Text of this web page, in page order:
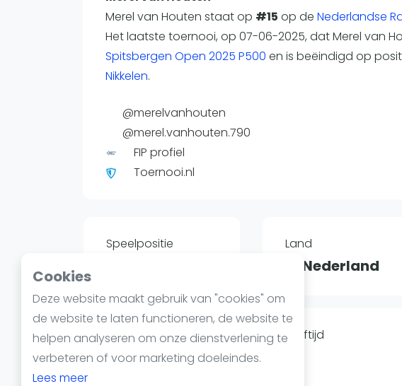
Cookies
Deze website maakt gebruik van "cookies" om
de website te laten functioneren, de website te
helpen analyseren om onze dienstverlening te
verbeteren of voor marketing doeleindes.
Lees meer
Merken
Banenbouwers
Overige categorien
Reserveringssystemen
Toevoegen data
Laatste updates
Merel van Houten staat op #15 op de Nederlandse
Het laatste toernooi, op 07-06-2025, dat Merel van
Spitsbergen Open 2025 P500 en is beëindigd op
Nikkelen.
@merelvanhouten
@merel.vanhouten.790
FIP profiel
Toernooi.nl
Speelpositie Land
Nederland
Geboortedatum
02-01-2002
Leeftijd